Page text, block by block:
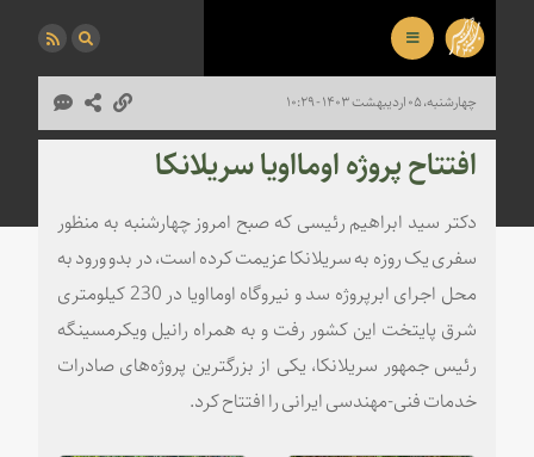
چهارشنبه، ۰۵ اردیبهشت ۱۴۰۳ - ۱۰:۲۹
افتتاح پروژه اومااویا سریلانکا
دکتر سید ابراهیم رئیسی که صبح امروز چهارشنبه به منظور
سفری یک روزه به سریلانکا عزیمت کرده است، در بدو ورود به
محل اجرای ابرپروژه سد و نیروگاه اومااویا در 230 کیلومتری
شرق پایتخت این کشور رفت و به همراه رانیل ویکرمسینگه
رئیس جمهور سریلانکا، یکی از بزرگترین پروژه‌های صادرات
خدمات فنی-مهندسی ایرانی را افتتاح کرد.